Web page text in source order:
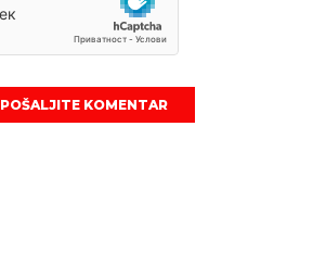
POŠALJITE KOMENTAR